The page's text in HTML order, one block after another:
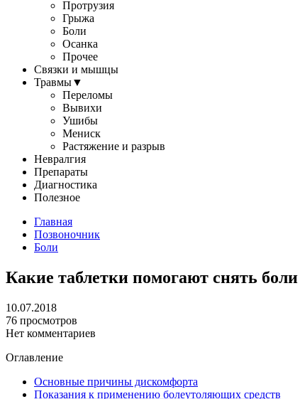
Протрузия
Грыжа
Боли
Осанка
Прочее
Связки и мышцы
Травмы▼
Переломы
Вывихи
Ушибы
Мениск
Растяжение и разрыв
Невралгия
Препараты
Диагностика
Полезное
Главная
Позвоночник
Боли
Какие таблетки помогают снять
10.07.2018
76 просмотров
Нет комментариев
Оглавление
Основные причины дискомфорта
Показания к применению болеутоляющих средств